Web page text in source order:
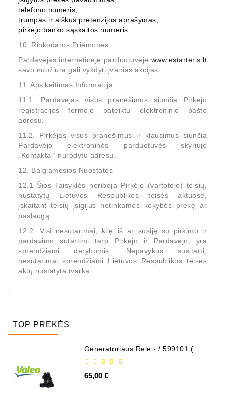
telefono numeris,
trumpas ir aiškus pretenzijos aprašymas,
pirkėjo banko sąskaitos numeris ..
10. Rinkodaros Priemonės
Pardavėjas internetinėje parduotuvėje www.estarteris.lt
savo nuožiūra gali vykdyti įvairias akcijas.
11. Apsikeitimas Informacija
11.1. Pardavėjas visus pranešimus siunčia Pirkėjo
registracijos formoje pateiktu elektroninio pašto
adresu.
11.2. Pirkėjas visus pranešimus ir klausimus siunčia
Pardavėjo elektroninės parduotuvės skyriuje
„Kontaktai“ nurodytu adresu.
12. Baigiamosios Nuostatos
12.1 Šios Taisyklės neriboja Pirkėjo (vartotojo) teisių,
nustatytų Lietuvos Respublikos teisės aktuose,
įskaitant teisių įsigijus netinkamos kokybės prekę ar
paslaugą.
12.2. Visi nesutarimai, kilę iš ar susiję su pirkimo ir
pardavimo sutartimi tarp Pirkėjo ir Pardavėjo, yra
sprendžiami derybomis. Nepavykus susitarti,
nesutarimai sprendžiami Lietuvos Respublikos teisės
aktų nustatyta tvarka.
TOP PREKĖS
Generatoriaus Rėlė - / 599101 (
65,00 €